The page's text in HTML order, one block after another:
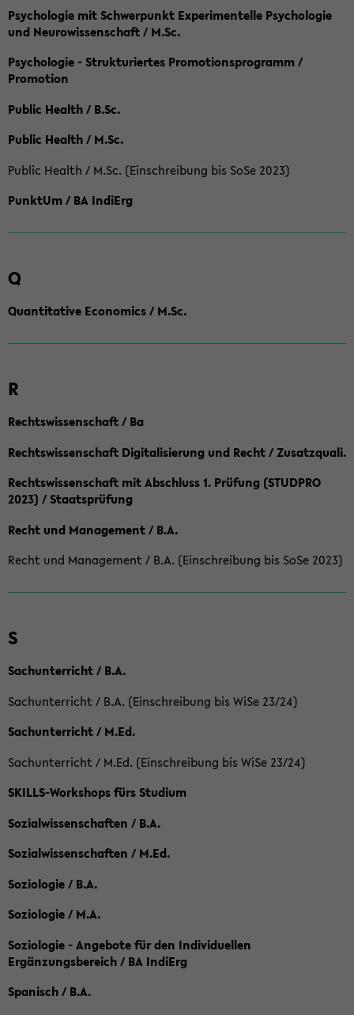
Psychologie mit Schwerpunkt Experimentelle Psychologie
und Neurowissenschaft / M.Sc.
Psychologie - Strukturiertes Promotionsprogramm /
Promotion
Public Health / B.Sc.
Public Health / M.Sc.
Public Health / M.Sc. (Einschreibung bis SoSe 2023)
PunktUm / BA IndiErg
Q
Quantitative Economics / M.Sc.
R
Rechtswissenschaft / Ba
Rechtswissenschaft Digitalisierung und Recht / Zusatzquali.
Rechtswissenschaft mit Abschluss 1. Prüfung (STUDPRO
2023) / Staatsprüfung
Recht und Management / B.A.
Recht und Management / B.A. (Einschreibung bis SoSe 2023)
S
Sachunterricht / B.A.
Sachunterricht / B.A. (Einschreibung bis WiSe 23/24)
Sachunterricht / M.Ed.
Sachunterricht / M.Ed. (Einschreibung bis WiSe 23/24)
SKILLS-Workshops fürs Studium
Sozialwissenschaften / B.A.
Sozialwissenschaften / M.Ed.
Soziologie / B.A.
Soziologie / M.A.
Soziologie - Angebote für den Individuellen
Ergänzungsbereich / BA IndiErg
Spanisch / B.A.